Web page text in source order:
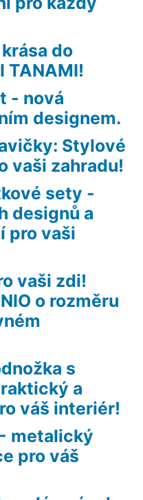
do
TANAMI!
- nová
designem.
Stylové
vaši zahradu!
sety -
designů a
pro vaši
vaši zdi!
o rozměru
s
a
váš interiér!
metalický
pro váš